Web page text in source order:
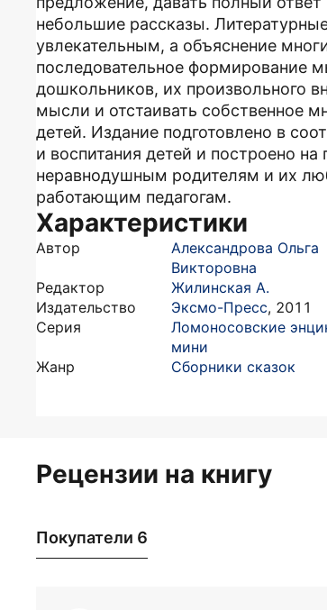
небольшие рассказы.
увлекательным, а объяснение
последовательное формирование
дошкольников, их произвольного
мысли и отстаивать собственное
детей. Издание подготовлено в
и воспитания детей и построено
неравнодушным родителям и их
работающим педагогам.
Характеристики
Автор
Александрова Ольга
Викторовна
Редактор
Жилинская А.
Издательство
Эксмо-Пресс, 2011
Серия
Ломоносовские
мини
Жанр
Сборники сказок
Рецензии на книгу
Покупатели 6